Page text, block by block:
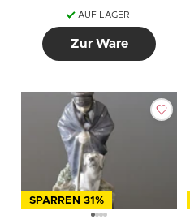
AUF LAGER
Zur Ware
SPARREN 31%